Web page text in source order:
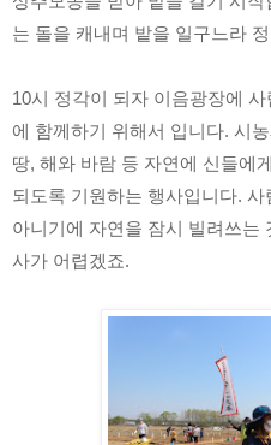
는 돌을 캐내며 밭을 일구느라
10시 정각이 되자 이음광장에
에 함께하기 위해서 입니다. 시
땅, 해와 바람 등 자연에 신들에
되도록 기원하는 행사입니다.
아니기에 자연을 잠시 빌려쓰는
사가 어렵겠죠.